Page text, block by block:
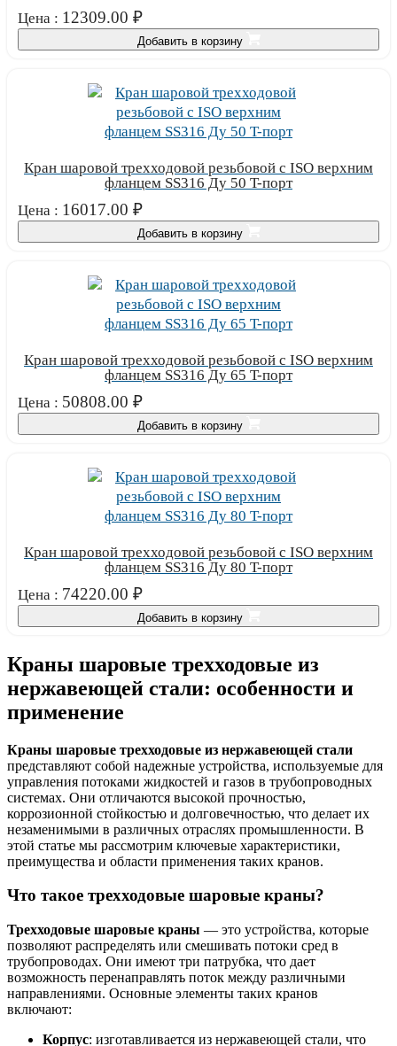
Цена : 12309.00 ₽
Добавить в корзину
Кран шаровой трехходовой резьбовой с ISO верхним
фланцем SS316 Ду 50 T-порт
Цена : 16017.00 ₽
Добавить в корзину
Кран шаровой трехходовой резьбовой с ISO верхним
фланцем SS316 Ду 65 T-порт
Цена : 50808.00 ₽
Добавить в корзину
Кран шаровой трехходовой резьбовой с ISO верхним
фланцем SS316 Ду 80 T-порт
Цена : 74220.00 ₽
Добавить в корзину
Краны шаровые трехходовые из
нержавеющей стали: особенности и
применение
Краны шаровые трехходовые из нержавеющей стали
представляют собой надежные устройства, используемые для
управления потоками жидкостей и газов в трубопроводных
системах. Они отличаются высокой прочностью,
коррозионной стойкостью и долговечностью, что делает их
незаменимыми в различных отраслях промышленности. В
этой статье мы рассмотрим ключевые характеристики,
преимущества и области применения таких кранов.
Что такое трехходовые шаровые краны?
Трехходовые шаровые краны — это устройства, которые
позволяют распределять или смешивать потоки сред в
трубопроводах. Они имеют три патрубка, что дает
возможность перенаправлять поток между различными
направлениями. Основные элементы таких кранов
включают:
Корпус: изготавливается из нержавеющей стали, что